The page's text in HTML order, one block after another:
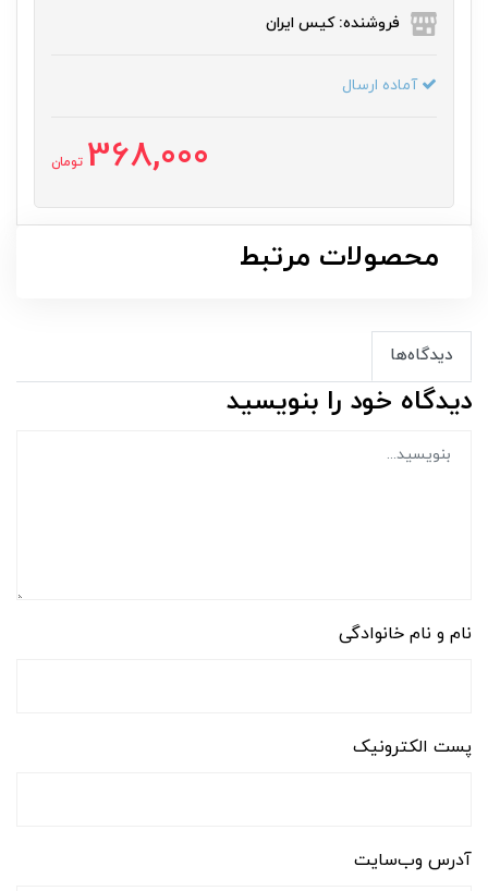
فروشنده: کیس ایران
آماده ارسال
368,000 تومان
محصولات مرتبط
دیدگاه‌ها
دیدگاه خود را بنویسید
نام و نام خانوادگی
پست الکترونیک
آدرس وب‌سایت